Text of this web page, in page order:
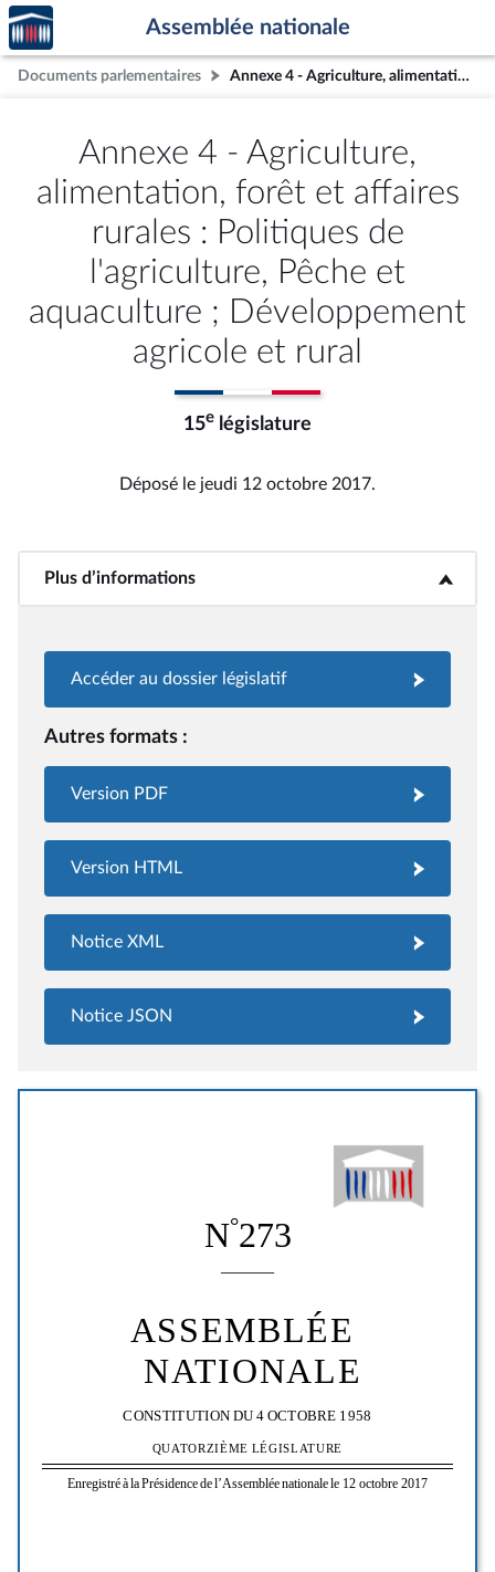
Aller au contenu
Aller en bas de la page
Accèder
à la
page
d'accueil
Assemblée nationale
Documents parlementaires Annexe 4 - Agriculture, alimentation, forêt et affaires rurales : Politiques de l'agriculture, Pêche et aquaculture ; Développement agricole et rural
Annexe 4 - Agriculture,
alimentation, forêt et affaires
rurales : Politiques de
l'agriculture, Pêche et
aquaculture ; Développement
agricole et rural
15e législature
Déposé le jeudi 12 octobre 2017.
Plus d’informations<b>Plus d’informations</b>
Accéder au dossier législatif
Autres formats :
Version PDF
Version HTML
Notice XML
Notice JSON